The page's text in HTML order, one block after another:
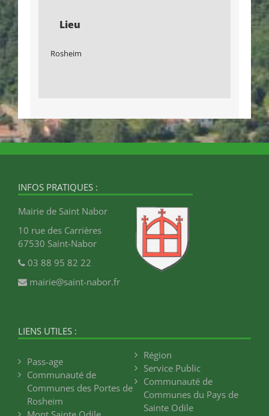
Lieu
Rosheim
INFOS PRATIQUES :
Mairie de Saint Nabor
10 rue des Carrières
67530 Saint-Nabor
03 88 95 82 22
mairie@saint-nabor.fr
LIENS UTILES :
Pass-age
Communauté de
Communes des Portes de
Rosheim
Région
Service Public
Communauté de
Communes du Pays de
Sainte Odile